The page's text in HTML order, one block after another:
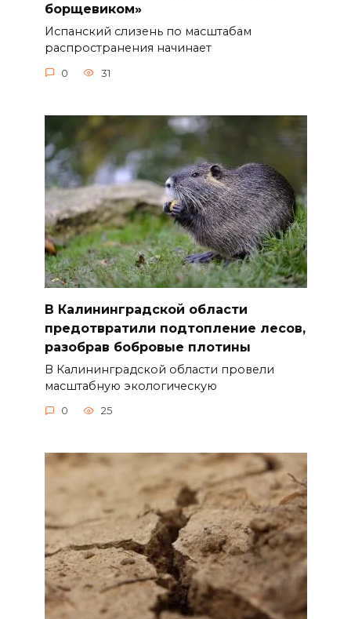
борщевиком»
Испанский слизень по масштабам
распространения начинает
0 31
В Калининградской области
предотвратили подтопление лесов,
разобрав бобровые плотины
В Калининградской области провели
масштабную экологическую
0 25